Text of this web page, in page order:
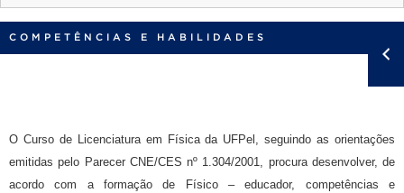
EDITAIS
INTERNACIONAL
COMPETÊNCIAS E HABILIDADES
O Curso de Licenciatura em Física da UFPel, seguindo as orientações
emitidas pelo Parecer CNE/CES nº 1.304/2001, procura desenvolver, de
acordo com a formação de Físico – educador, competências e